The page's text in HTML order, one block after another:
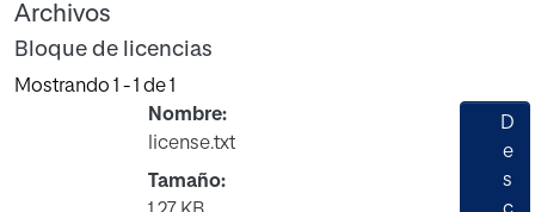
Archivos
Bloque de licencias
Mostrando 1 - 1 de 1
Nombre:
license.txt
Tamaño:
D
e
s